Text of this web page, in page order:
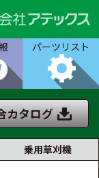
パーツリスト
カタログ
乗用草刈機